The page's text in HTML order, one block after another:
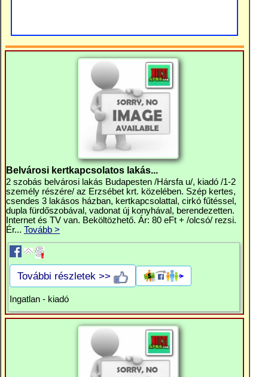
Belvárosi kertkapcsolatos lakás...
2 szobás belvárosi lakás Budapesten /Hársfa u/, kiadó /1-2
személy részére/ az Erzsébet krt. közelében. Szép kertes,
csendes 3 lakásos házban, kertkapcsolattal, cirkó fűtéssel,
dupla fürdőszobával, vadonat új konyhával, berendezetten.
Internet és TV van. Beköltözhető. Ár: 80 eFt + /olcsó/ rezsi.
Ér... Tovább >
További részletek >>
Ingatlan - kiadó